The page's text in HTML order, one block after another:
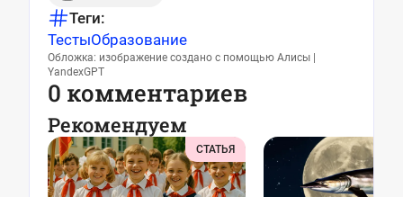
Теги:
ТестыОбразование
Обложка: изображение создано с помощью Алисы |
YandexGPT
0 комментариев
Рекомендуем
СТАТЬЯ